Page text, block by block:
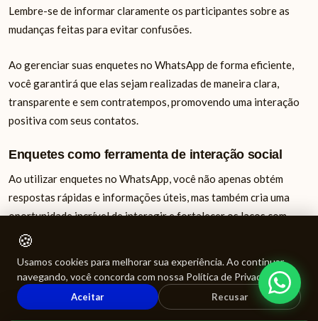
Lembre-se de informar claramente os participantes sobre as
mudanças feitas para evitar confusões.
Ao gerenciar suas enquetes no WhatsApp de forma eficiente,
você garantirá que elas sejam realizadas de maneira clara,
transparente e sem contratempos, promovendo uma interação
positiva com seus contatos.
Enquetes como ferramenta de interação social
Ao utilizar enquetes no WhatsApp, você não apenas obtém
respostas rápidas e informações úteis, mas também cria uma
oportunidade incrível de interagir e fortalecer os laços com
seus contatos. As enquetes são uma ferramenta divertida e
e compartilhar opiniões.
Compartilhar uma enquete no WhatsApp pode ser uma maneira
🍪
Usamos cookies para melhorar sua experiência. Ao continuar
navegando, você concorda com nossa Política de Privacidade.
Aceitar Recusar